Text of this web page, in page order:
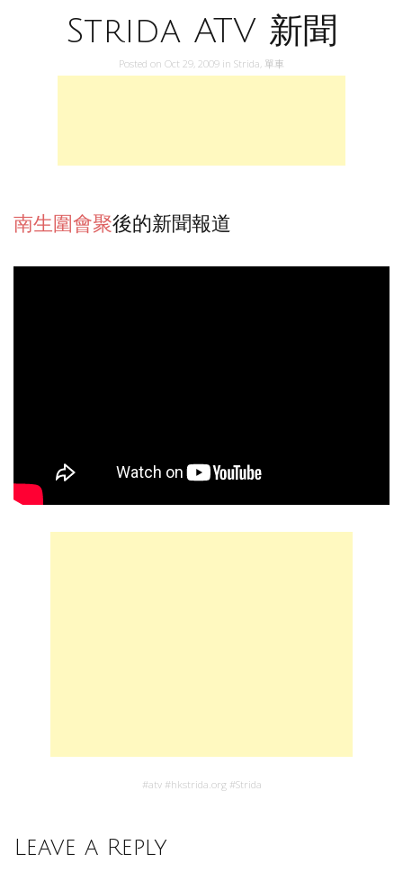
Strida ATV 新聞
Posted on Oct 29, 2009 in Strida 單車
南生圍會聚後的新聞報道
#atv#hkstrida.org #Strida
Leave a Reply